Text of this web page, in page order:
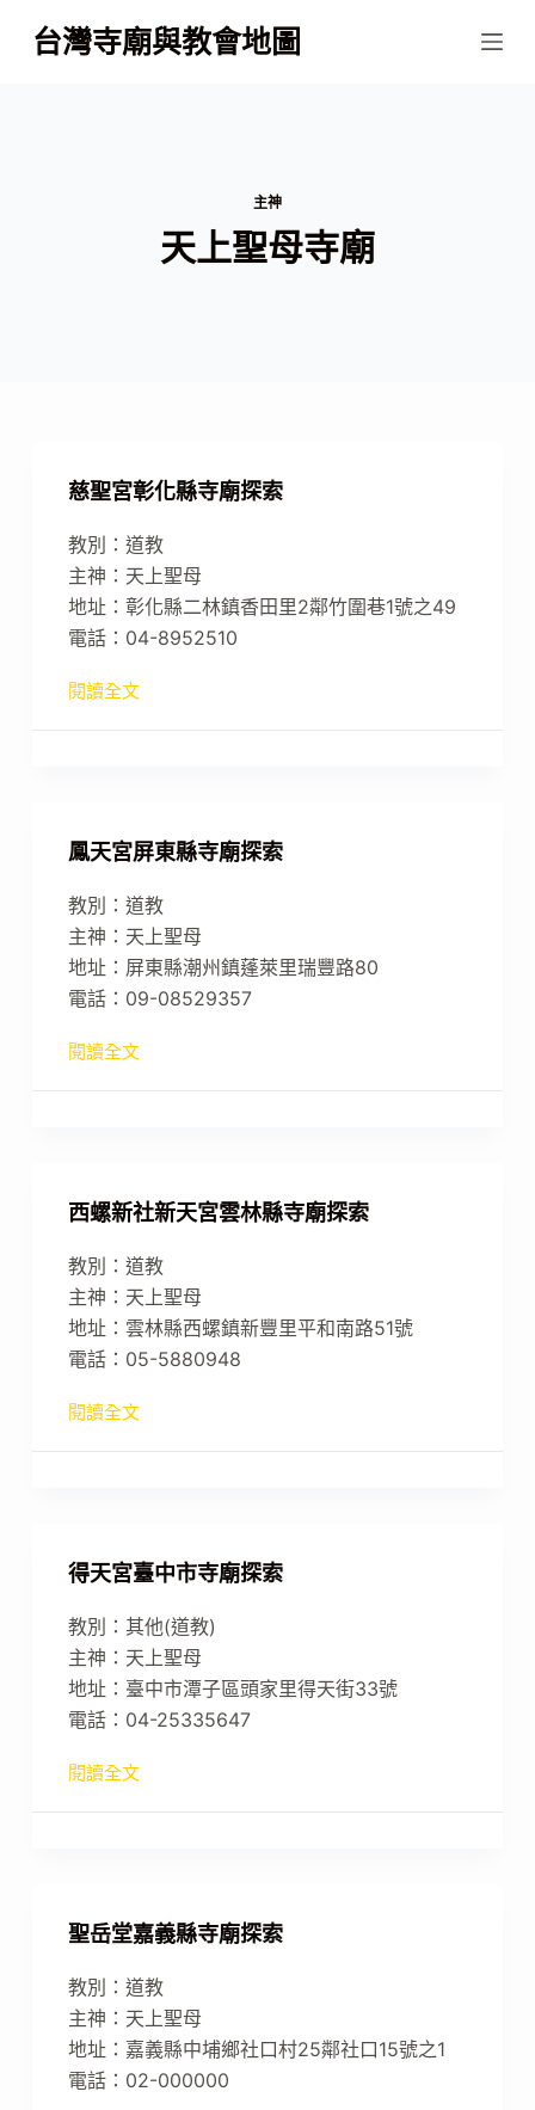
跳
至
台灣寺廟與教會地圖
主神
天上聖母寺廟
慈聖宮彰化縣寺廟探索
教別：道教
主神：天上聖母
地址：彰化縣二林鎮香田里2鄰竹圍巷1號之49
電話：04-8952510
閱讀全文
鳳天宮屏東縣寺廟探索
教別：道教
主神：天上聖母
地址：屏東縣潮州鎮蓬萊里瑞豐路80
電話：09-08529357
閱讀全文
西螺新社新天宮雲林縣寺廟探索
教別：道教
主神：天上聖母
地址：雲林縣西螺鎮新豐里平和南路51號
電話：05-5880948
閱讀全文
得天宮臺中市寺廟探索
教別：其他(道教)
主神：天上聖母
地址：臺中市潭子區頭家里得天街33號
電話：04-25335647
閱讀全文
聖岳堂嘉義縣寺廟探索
教別：道教
主神：天上聖母
地址：嘉義縣中埔鄉社口村25鄰社口15號之1
電話：02-000000